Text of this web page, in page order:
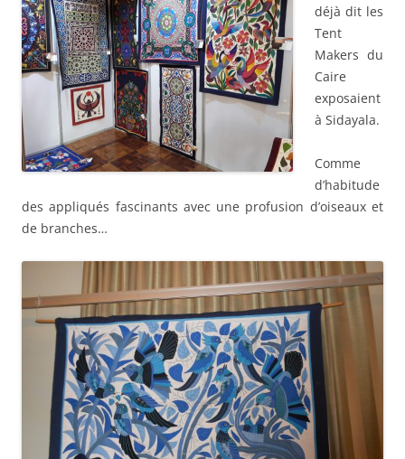
déjà dit les
Tent
Makers du
Caire
exposaient
à Sidayala.
Comme
d’habitude
des appliqués fascinants avec une profusion d’oiseaux et
de branches…